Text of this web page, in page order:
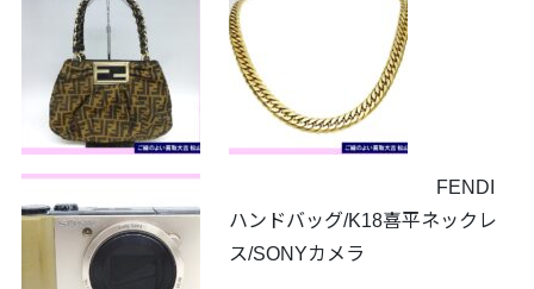
FENDI
ハンドバッグ/K18喜平ネックレ
ス/SONYカメラ